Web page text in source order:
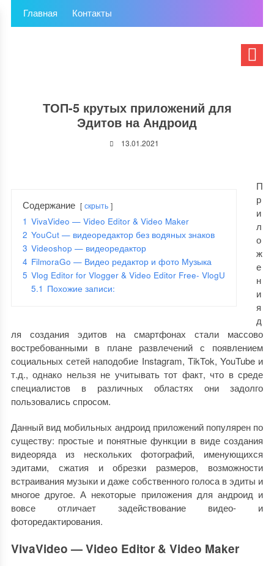
Главная Контакты
ТОП-5 крутых приложений для
Эдитов на Андроид
13.01.2021
Содержание скрыть
1 VivaVideo — Video Editor & Video Maker
2 YouCut — видеоредактор без водяных знаков
3 Videoshop — видеоредактор
4 FilmoraGo — Видео редактор и фото Музыка
5 Vlog Editor for Vlogger & Video Editor Free- VlogU
5.1 Похожие записи:
П
р
и
л
о
ж
е
н
и
я
д
ля создания эдитов на смартфонах стали массово
востребованными в плане развлечений с появлением
социальных сетей наподобие Instagram, TikTok, YouTube и
т.д., однако нельзя не учитывать тот факт, что в среде
специалистов в различных областях они задолго
пользовались спросом.
Данный вид мобильных андроид приложений популярен по
существу: простые и понятные функции в виде создания
видеоряда из нескольких фотографий, именующихся
эдитами, сжатия и обрезки размеров, возможности
встраивания музыки и даже собственного голоса в эдиты и
многое другое. А некоторые приложения для андроид и
вовсе отличает задействование видео- и
фоторедактирования.
VivaVideo — Video Editor & Video Maker